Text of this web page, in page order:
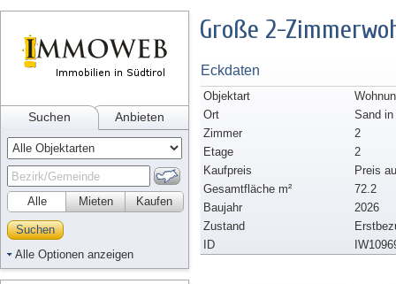
Suchen Anbieten
Alle Kaufen
Mieten
Suchen
Alle Optionen anzeigen
Große 2-
Eckdaten
Objektart
Ort
Sand in
Zimmer
2
Etage
2
Kaufpreis
Preis
Gesamtfläche m²
72.2
Baujahr
2026
Zustand
ID